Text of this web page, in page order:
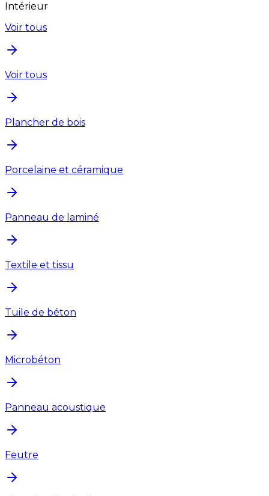
Intérieur
Voir tous
Voir tous
Plancher de bois
Porcelaine et céramique
Panneau de laminé
Textile et tissu
Tuile de béton
Microbéton
Panneau acoustique
Feutre